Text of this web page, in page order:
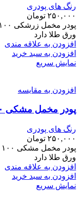
رنگ های پودری
۲۵۰,۰۰۰ تومان
ورق طلا دارد
افزودن به علاقه مندی
افزودن به سبد خرید
نمایش سریع
افزودن به مقایسه
پودر مخمل مشکی ۱۰۰ گرمی
رنگ های پودری
۲۵۰,۰۰۰ تومان
ورق طلا دارد
افزودن به علاقه مندی
افزودن به سبد خرید
نمایش سریع